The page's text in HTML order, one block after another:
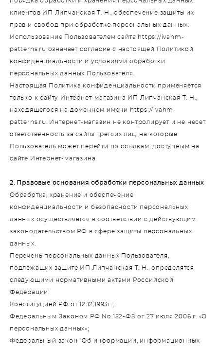
клиентов ИП Липчанская Т. Н., обеспечение защиты их
прав и свобод при обработке персональных данных.
Использование Пользователем сайта https://ivahm-
patterns.ru означает согласие с настоящей Политикой
конфиденциальности и условиями обработки
персональных данных Пользователя.
Настоящая Политика конфиденциальности применяется
только к сайту Интернет-магазина ИП Липчанская Т. Н.,
находящегося на доменном имени https://ivahm-
patterns.ru. Интернет-магазин не контролирует и не несет
ответственность за сайты третьих лиц, на которые
Пользователь может перейти по ссылкам, доступным на
сайте Интернет-магазина.
2. Правовые основания обработки персональных данных
Обработка, хранение и обеспечение
конфиденциальности и безопасности персональных
данных осуществляется в соответствии с действующим
законодательством РФ в сфере защиты персональных
данных.
Перечень персональных данных Пользователя,
подлежащих защите ИП Липчанская Т. Н., определятся
следующими нормативными актами Российской
Федерации:
Конституцией РФ от 12.12.1993г.;
Федеральным Законом РФ No 152-ФЗ от 27 июля 2006 г. «О
персональных данных»;
Федеральный закон "Об информации, информационных